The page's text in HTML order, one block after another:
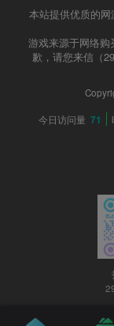
本站提供优质的
游戏来源于网络
歉，请您来信（
今日访问量 71